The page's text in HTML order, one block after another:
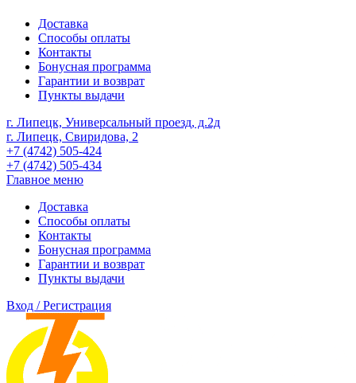
Доставка
Способы оплаты
Контакты
Бонусная программа
Гарантии и возврат
Пункты выдачи
г. Липецк, Универсальный проезд, д.2д
г. Липецк, Свиридова, 2
+7 (4742) 505-424
+7 (4742) 505-434
Главное меню
Доставка
Способы оплаты
Контакты
Бонусная программа
Гарантии и возврат
Пункты выдачи
Вход / Регистрация